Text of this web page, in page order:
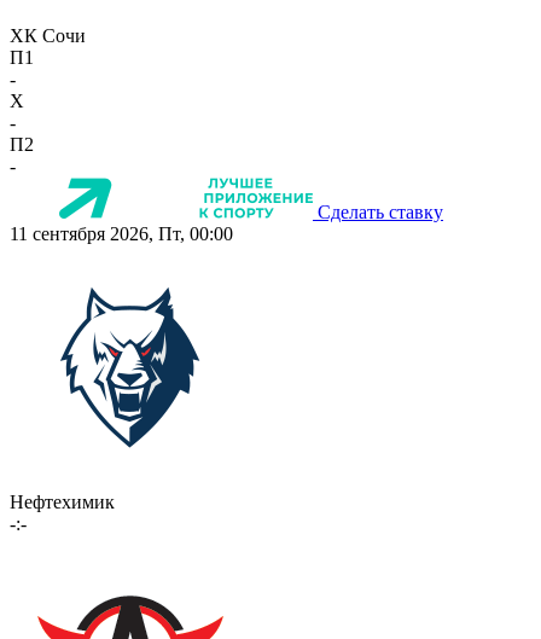
ХК Сочи
П1
-
X
-
П2
-
Сделать ставку
11 сентября 2026, Пт, 00:00
Нефтехимик
-:-